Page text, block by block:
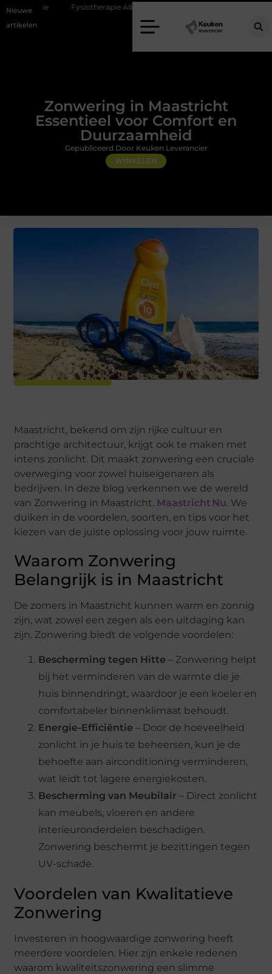
Nieuwe
artikelen
Fysiotherapie Alblasserdam: professionele begeleiding bij pijn en herstel
Zonwering in Maastricht
Essentieel voor Comfort en
Duurzaamheid
WINKELEN
Gepubliceerd Door Keuken Leverancier
Maastricht, bekend om zijn rijke cultuur en
prachtige architectuur, krijgt ook te maken met
intens zonlicht. Dit maakt zonwering een cruciale
overweging voor zowel huiseigenaren als
bedrijven. In deze blog verkennen we de wereld
van Zonwering in Maastricht. Maastricht Nu. We
duiken in de voordelen, soorten, en tips voor het
kiezen van de juiste oplossing voor jouw ruimte.
Waarom Zonwering
Belangrijk is in Maastricht
De zomers in Maastricht kunnen warm en zonnig
zijn, wat zowel een zegen als een uitdaging kan
zijn. Zonwering biedt de volgende voordelen:
Bescherming tegen Hitte – Zonwering helpt
bij het verminderen van de warmte die je
huis binnendringt, waardoor je een koeler en
comfortabeler binnenklimaat behoudt.
Energie-Efficiëntie – Door de hoeveelheid
zonlicht in je huis te beheersen, kun je de
behoefte aan airconditioning verminderen,
wat leidt tot lagere energiekosten.
Bescherming van Meubilair – Direct zonlicht
kan meubels, vloeren en andere
interieuronderdelen beschadigen.
Zonwering beschermt je bezittingen tegen
UV-schade.
Voordelen van Kwalitatieve
Zonwering
Investeren in hoogwaardige zonwering heeft
meerdere voordelen. Hier zijn enkele redenen
waarom kwaliteitszonwering een slimme